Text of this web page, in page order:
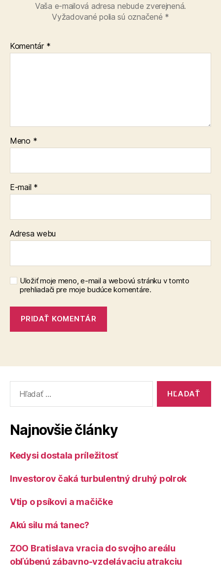
Vaša e-mailová adresa nebude zverejnená.
Vyžadované polia sú označené *
Komentár *
Meno *
E-mail *
Adresa webu
Uložiť moje meno, e-mail a webovú stránku v tomto
prehliadači pre moje budúce komentáre.
Najnovšie články
Kedysi dostala príležitosť
Investorov čaká turbulentný druhý polrok
Vtip o psíkovi a mačičke
Akú silu má tanec?
ZOO Bratislava vracia do svojho areálu
obľúbenú zábavno-vzdelávaciu atrakciu